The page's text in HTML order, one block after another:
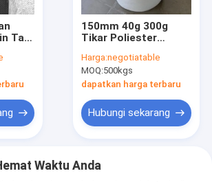
Tak
150mm 40g 300g
Tikar Poliester
Fiberglass Cincang
Harga:negotiatable
MOQ:500kgs
dapatkan harga terbaru
Hubungi sekarang
Waktu Anda